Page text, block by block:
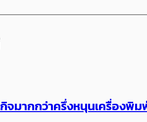
จมากกว่าครึ่งหนุนเครื่อง